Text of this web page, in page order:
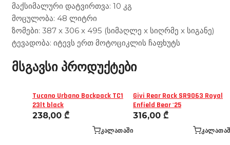
მაქსიმალური დატვირთვა: 10 კგ
მოცულობა: 48 ლიტრი
ზომები: 387 x 306 x 495 (სიმაღლე x სიღრმე x სიგანე)
ტევადობა: იტევს ერთ მოტოციკლის ჩაფხუტს
მსგავსი პროდუქტები
Tucano Urbano Backpack TC1
23lt black
238,00 ₾
ᲙᲐᲚᲐᲗᲐᲨᲘ
Givi Rear Rack SR9063 Royal
Enfield Bear '25
316,00 ₾